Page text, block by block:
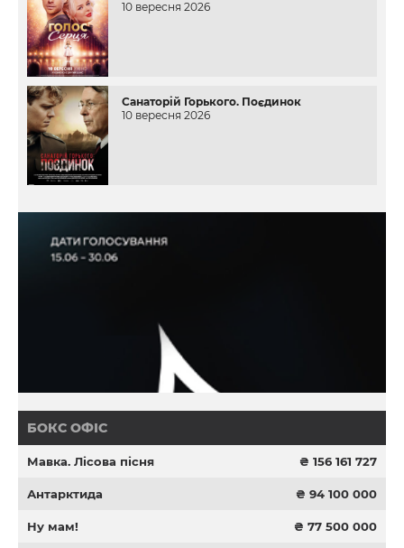
10 вересня 2026
Санаторій Горького. Поєдинок
10 вересня 2026
БОКС ОФІС
Мавка. Лісова пісня ₴ 156 161 727
Антарктида ₴ 94 100 000
Ну мам! ₴ 77 500 000